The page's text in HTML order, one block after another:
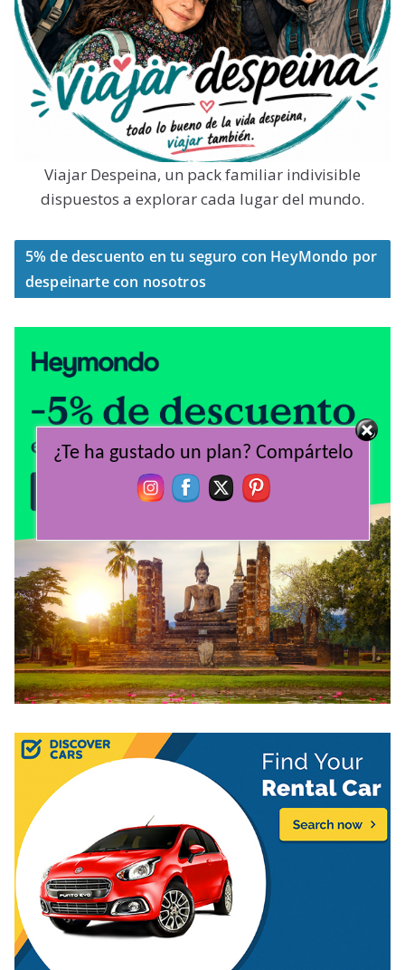
Viajar Despeina, un pack familiar indivisible
dispuestos a explorar cada lugar del mundo.
5% de descuento en tu seguro con HeyMondo por
despeinarte con nosotros
¿Te ha gustado un plan? Compártelo